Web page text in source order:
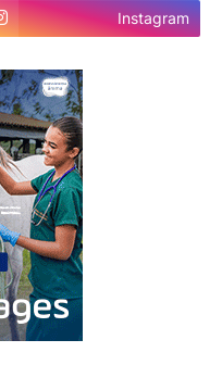
Instagram